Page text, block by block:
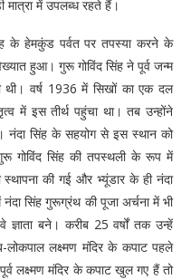
में उपलब्ध रहते हैं।
के हेमकुंड पर्वत पर तपस्या करने के
हुआ। गुरू गोविंद सिंह ने पूर्व जन्म
थी। वर्ष 1936 में सिखों का एक दल
में इस तीर्थ पहुंचा था। तब उन्होंने
नंदा सिंह के सहयोग से इस स्थान को
गोविंद सिंह की तपस्थली के रूप में
स्थापना की गई और भ्यूंडार के ही नंदा
नंदा सिंह गुरूग्रंथ की पूजा अर्चना में भी
बने। करीब 25 वर्षों तक उन्हें
लोकपाल लक्ष्मण मंदिर के कपाट पहले
लक्ष्मण मंदिर के कपाट खुल गए हैं तो